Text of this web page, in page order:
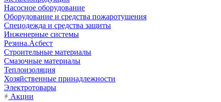
Насосное оборудование
Оборудование и средства пожаротушения
Спецодежда и средства защиты
Инженерные системы
Резина.Асбест
Строительные материалы
Смазочные материалы
Теплоизоляция
Хозяйственные принадлежности
Электротовары
Акции